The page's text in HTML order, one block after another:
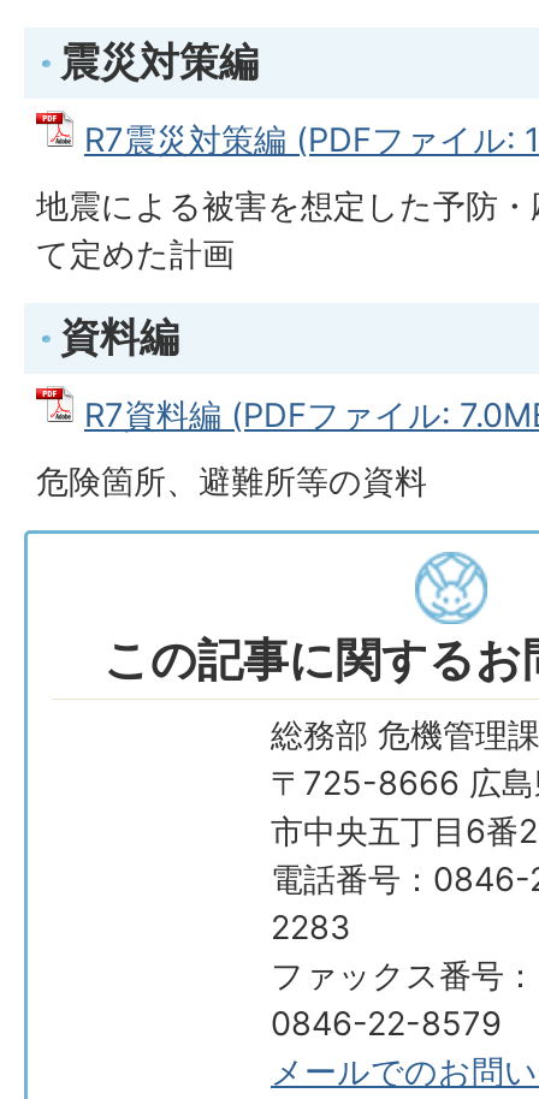
震災対策編
R7震災対策編 (PDFファイル:
地震による被害を想定した予防
て定めた計画
資料編
R7資料編 (PDFファイル:
危険箇所、避難所等の資料
この記事に関する
総務部 危機管理課
〒725-8666 広島
市中央五丁目6番
電話番号：
2283
ファックス番号：
0846-22-8579
メールでのお問